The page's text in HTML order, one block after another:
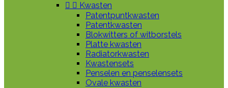
  Kwasten
Patentpuntkwasten
Patentkwasten
Blokwitters of witborstels
Platte kwasten
Radiatorkwasten
Kwastensets
Penselen en penselensets
Ovale kwasten